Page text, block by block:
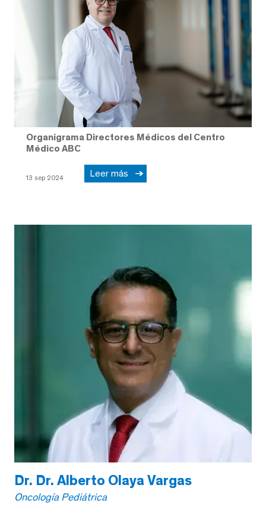
Organigrama Directores Médicos del Centro
Médico ABC
13 sep 2024 Leer más
Dr. Dr. Alberto Olaya Vargas
Oncología Pediátrica